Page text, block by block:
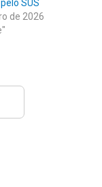
SUS
de 2026